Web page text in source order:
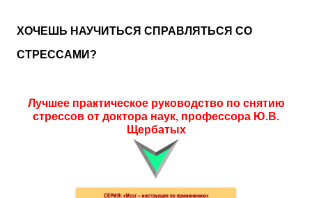
ХОЧЕШЬ НАУЧИТЬСЯ СПРАВЛЯТЬСЯ СО
СТРЕССАМИ?
Лучшее практическое руководство по снятию
стрессов от доктора наук, профессора Ю.В.
Щербатых